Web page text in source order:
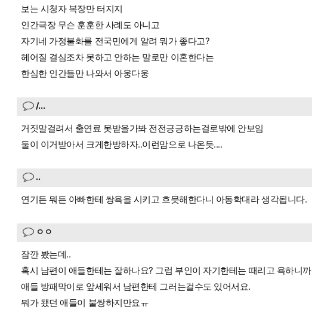
보는 시청자 복장만 터지지
인간극장 무슨 훈훈한 사례도 아니고
자기네 가정불화를 전국민에게 알려 뭐가 좋다고?
헤어질 결심조차 못하고 안하는 말로만 이혼한다는
한심한 인간들만 나와서 아웅다웅
/...
거짓말걸려서 출연료 못받을가봐 전전긍긍하는걸로밖에 안보임
둘이 이거받아서 크게한방하자..이런맘으로 나온듯....
..
연기든 뭐든 아빠한테 쌍욕을 시키고 흐믓해한다니 아동학대라 생각됩니다.
ㅇㅇ
잠깐 봤는데..
혹시 남편이 애들한테는 잘하나요? 그럼 부인이 자기한테는 때리고 욕하니까
애들 방패막이로 앞세워서 남편한테 그러는걸수도 있어서요.
뭐가 됐던 애들이 불쌍하지만요ㅠ